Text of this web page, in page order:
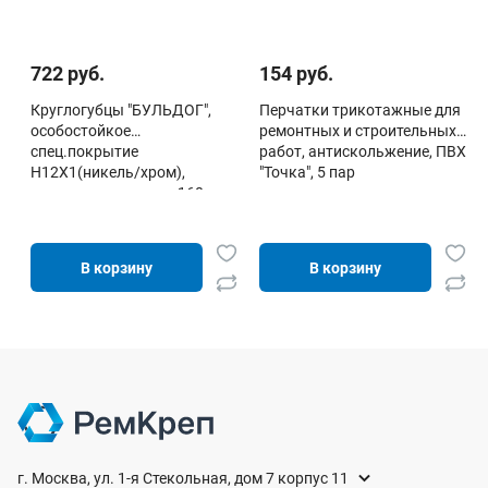
722 руб.
Круглогубцы "БУЛЬДОГ",
особостойкое
спец.покрытие
Н12Х1(никель/хром),
двухкомп рукоятки, 160мм,
В корзину
154 руб.
Перчатки трикотажные для
ремонтных и строительных
работ, антискольжение, ПВХ
"Точка", 5 пар
В корзину
г. Москва, ул. 1-я Стекольная, дом 7 корпус 11